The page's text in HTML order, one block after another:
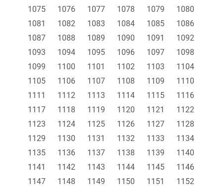
1075
1076 1077 1078 1079
1080
1081
1082 1083 1084 1085
1086
1087
1088 1089 1090 1091
1092
1093
1094 1095 1096 1097
1098
1099
1100 1101 1102 1103
1104
1105
1106 1107 1108 1109
1110
1111
1112 1113 1114 1115
1116
1117
1118 1119 1120 1121
1122
1123
1124 1125 1126 1127
1128
1129
1130 1131 1132 1133
1134
1135
1136 1137 1138 1139
1140
1141
1142 1143 1144 1145
1146
1147
1148 1149 1150 1151 1152